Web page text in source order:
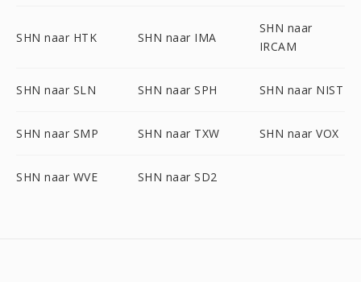
SHN naar HTK SHN naar IMA
SHN naar
IRCAM
SHN naar SLN SHN naar SPH SHN naar NIST
SHN naar SMP SHN naar TXW SHN naar VOX
SHN naar WVE SHN naar SD2